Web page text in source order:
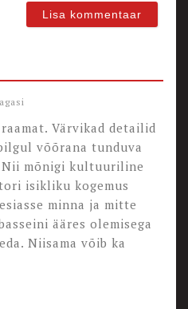
Värvikad detailid
võõrana tunduva
mõnigi kultuuriline
isikliku kogemus
minna ja mitte
ääres olemisega
Niisama võib ka